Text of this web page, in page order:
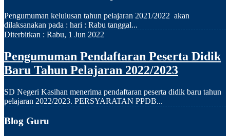
Pengumuman kelulusan tahun pelajaran 2021/2022 akan
dilaksanakan pada : hari : Rabu tanggal...
Diterbitkan : Rabu, 1 Jun 2022
Pengumuman Pendaftaran Peserta Didik
Baru Tahun Pelajaran 2022/2023
SD Negeri Kasihan menerima pendaftaran peserta didik baru tahun
pelajaran 2022/2023. PERSYARATAN PPDB...
Blog Guru